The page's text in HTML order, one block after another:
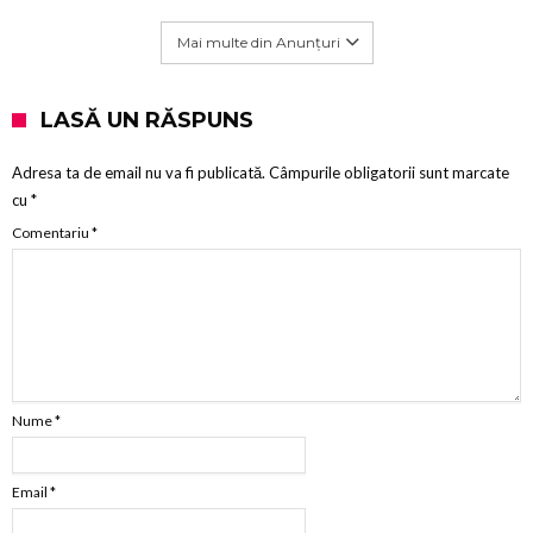
Mai multe din Anunțuri
LASĂ UN RĂSPUNS
Adresa ta de email nu va fi publicată. Câmpurile obligatorii sunt marcate
cu *
Comentariu *
Nume*
Email *